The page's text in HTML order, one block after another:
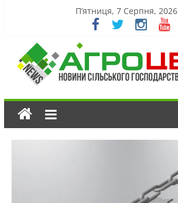
П’ятниця, 7 Серпня, 2026